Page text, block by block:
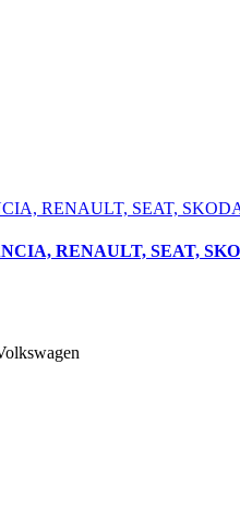
RENAULT, SEAT,